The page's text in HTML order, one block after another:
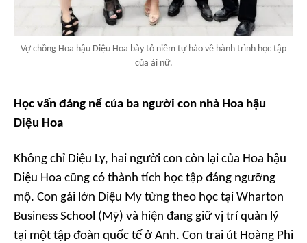
Vợ chồng Hoa hậu Diệu Hoa bày tỏ niềm tự hào về hành trình học tập
của ái nữ.
Học vấn đáng nể của ba người con nhà Hoa hậu
Diệu Hoa
Không chỉ Diệu Ly, hai người con còn lại của Hoa hậu
Diệu Hoa cũng có thành tích học tập đáng ngưỡng
mộ. Con gái lớn Diệu My từng theo học tại Wharton
Business School (Mỹ) và hiện đang giữ vị trí quản lý
tại một tập đoàn quốc tế ở Anh. Con trai út Hoàng Phi